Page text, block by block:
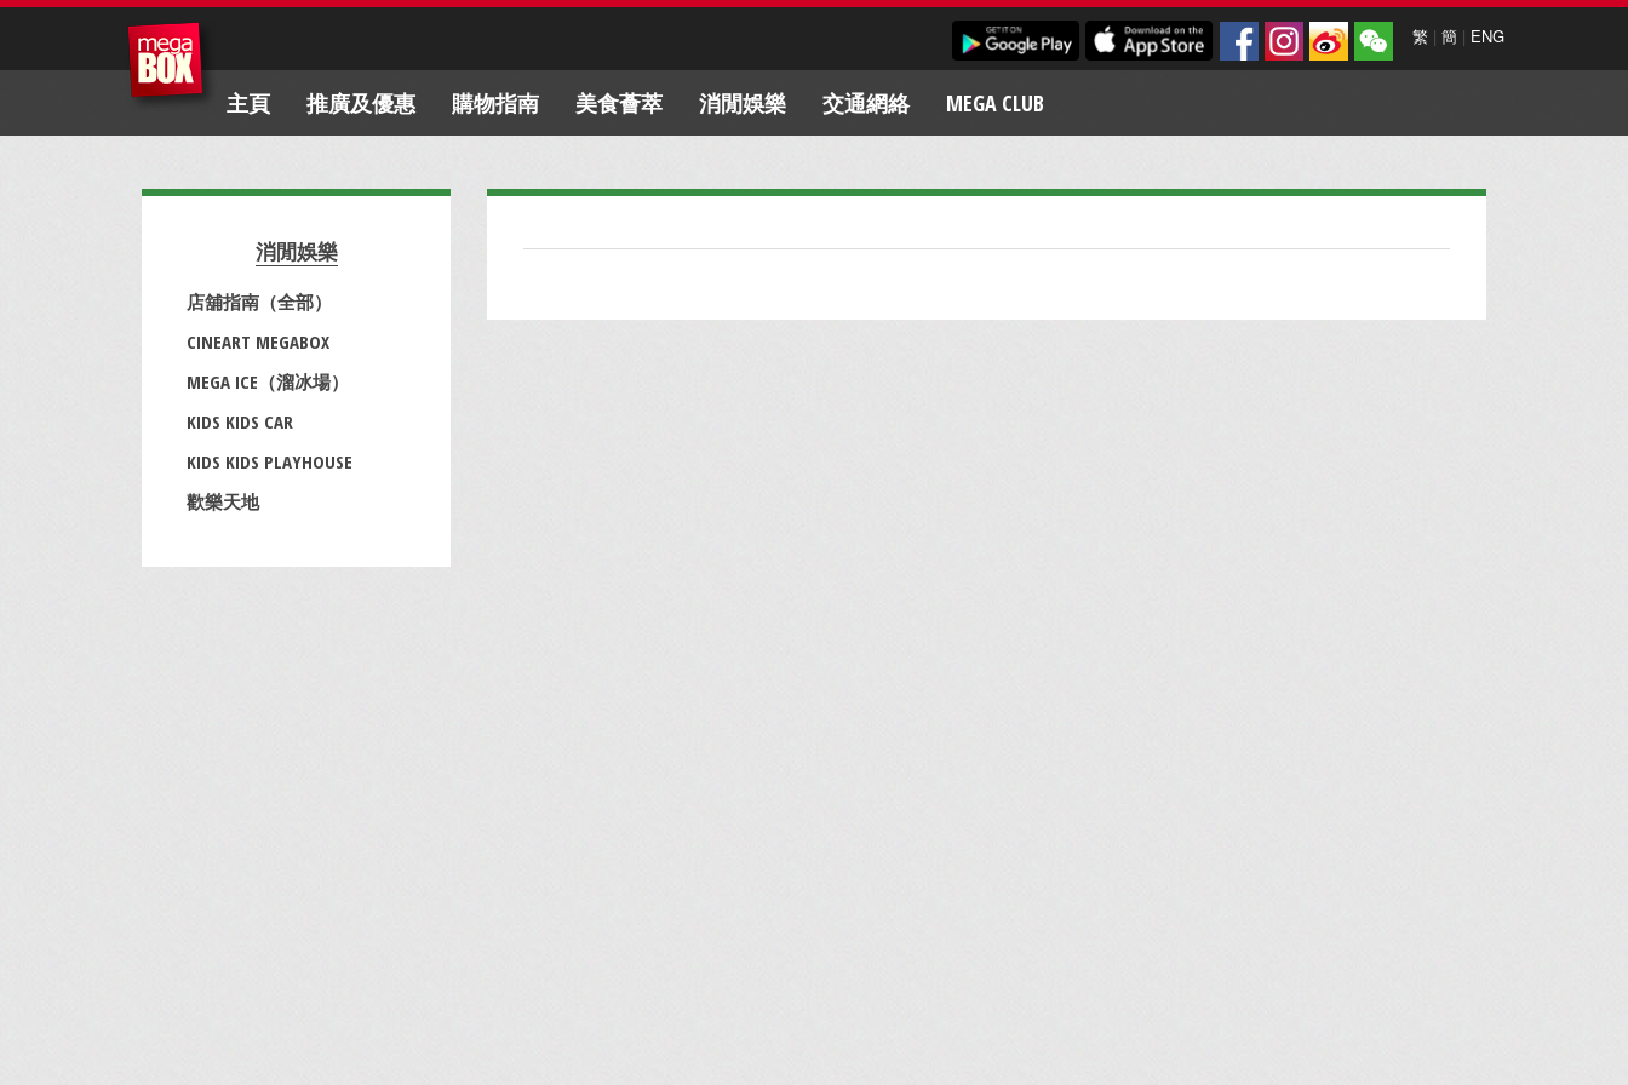
繁 | 簡 | ENG
主頁 推廣及優惠 購物指南 美食薈萃 消閒娛樂 交通網絡 MEGA CLUB
消閒娛樂
店舖指南（全部）
CINEART MEGABOX
MEGA ICE（溜冰場）
KIDS KIDS CAR
KIDS KIDS PLAYHOUSE
歡樂天地